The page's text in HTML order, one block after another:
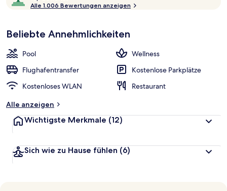
10,
beliebt
o
b
r
e
Alle 1.006 Bewertungen anzeigen
Beliebte Annehmlichkeiten
Pool
Wellness
Flughafentransfer
Kostenlose Parkplätze
Kostenloses WLAN
Restaurant
Alle anzeigen
Wichtigste Merkmale (12)
Sich wie zu Hause fühlen (6)